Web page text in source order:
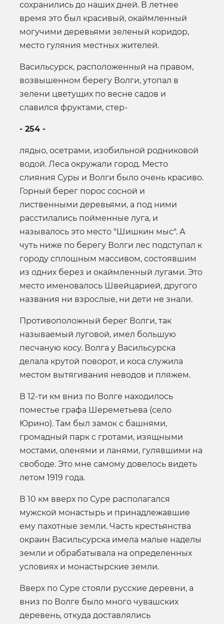
сохранились до наших дней. В летнее
время это был красивый, окаймленный
могучими деревьями зеленый коридор,
место гуляния местных жителей.
Васильсурск, расположенный на правом,
возвышенном берегу Волги, утопал в
зелени цветущих по весне садов и
славился фруктами, стер-
- 254 -
лядыо, осетрами, изобильной родниковой
водой. Леса окружали город. Место
слияния Суры и Волги было очень красиво.
Горный берег порос сосной и
лиственными деревьями, а под ними
расстилались пойменные луга, и
называлось это место "Шишкин мыс". А
чуть ниже по берегу Волги лес подступал к
городу сплошным массивом, состоявшим
из одних берез и окаймленный лугами. Это
место именовалось Швейцарией, другого
названия ни взрослые, ни дети не знали.
Противоположный берег Волги, так
называемый луговой, имел большую
песчаную косу. Волга у Васильсурска
делала крутой поворот, и коса служила
местом вытягивания неводов и пляжем.
В 12-ти км вниз по Волге находилось
поместье графа Шереметьева (село
Юрино). Там был замок с башнями,
громадный парк с гротами, изящными
мостами, оленями и ланями, гулявшими на
свободе. Это мне самому довелось видеть
летом 1919 года.
В 10 км вверх по Суре располагался
мужской монастырь и принадлежавшие
ему пахотные земли. Часть крестьянства
окраин Васильсурска имела малые наделы
земли и обрабатывала на определенных
условиях и монастырские земли.
Вверх по Суре стояли русские деревни, а
вниз по Волге было много чувашских
деревень, откуда доставлялись